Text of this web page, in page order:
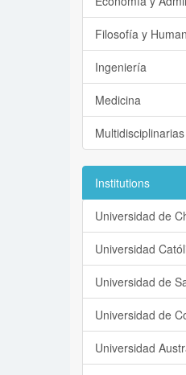
Filosofía y
Ingeniería
Medicina
Multidisciplinarias
Institutions
Universidad de
Universidad
Universidad de
Universidad de
Universidad